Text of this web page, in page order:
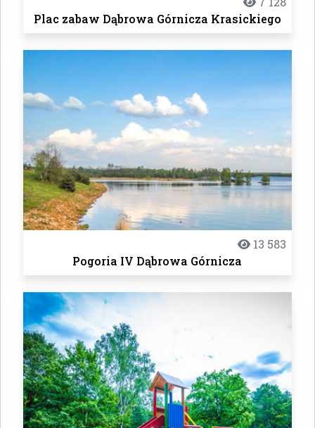
Plac zabaw Dąbrowa Górnicza Krasickiego
13 583
Pogoria IV Dąbrowa Górnicza